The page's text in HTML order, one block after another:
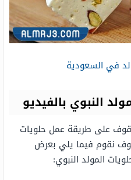
في السعودية
النبوي بالفيديو
على طريقة عمل حلويات
نقوم فيما يلي بعرض
المولد النبوي: